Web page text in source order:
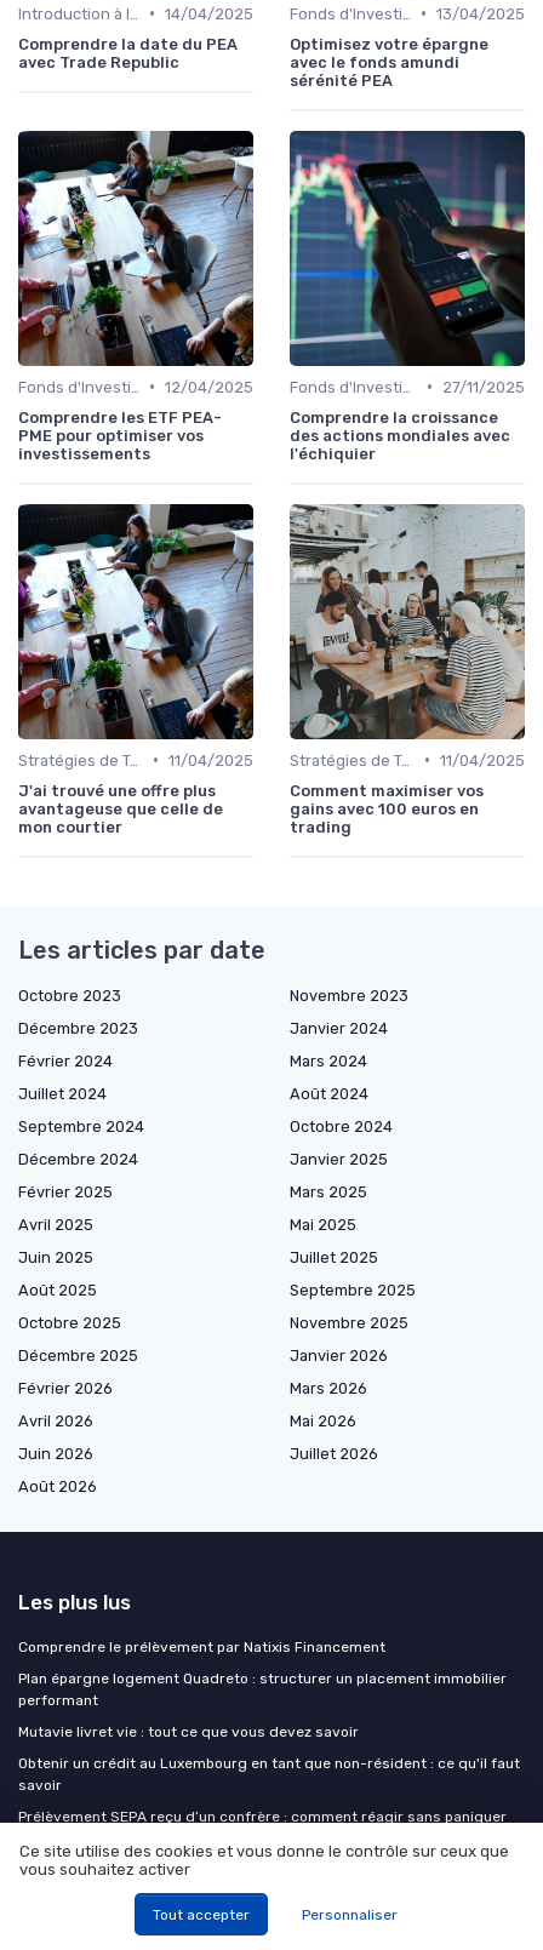
• 14/04/2025
Comprendre la date du PEA
avec Trade Republic
• 13/04/2025
Optimisez votre épargne
avec le fonds amundi
sérénité PEA
• 12/04/2025
Comprendre les ETF PEA-
PME pour optimiser vos
investissements
•
27/11/2025
Comprendre la croissance
des actions mondiales avec
l'échiquier
Stratégies de Trading • 11/04/2025
J'ai trouvé une offre plus
avantageuse que celle de
mon courtier
Stratégies de Trading • 11/04/2025
Comment maximiser vos
gains avec 100 euros en
trading
Les articles par date
Octobre 2023
Novembre 2023
Décembre 2023
Janvier 2024
Février 2024
Mars 2024
Juillet 2024
Août 2024
Septembre 2024
Octobre 2024
Décembre 2024
Janvier 2025
Février 2025
Mars 2025
Avril 2025
Mai 2025
Juin 2025
Juillet 2025
Août 2025
Septembre 2025
Octobre 2025
Novembre 2025
Décembre 2025
Janvier 2026
Février 2026
Mars 2026
Avril 2026
Mai 2026
Juin 2026
Juillet 2026
Août 2026
Les plus lus
Comprendre le prélèvement par Natixis Financement
Plan épargne logement Quadreto : structurer un placement immobilier
performant
Mutavie livret vie : tout ce que vous devez savoir
Obtenir un crédit au Luxembourg en tant que non-résident : ce qu'il faut
savoir
Prélèvement SEPA reçu d’un confrère : comment réagir sans paniquer
Les derniers articles
Allintitle maretraite-entreprise : comment structurer votre retraite
Ce site utilise des cookies et vous donne le contrôle sur ceux que
vous souhaitez activer
Tout accepter Personnaliser